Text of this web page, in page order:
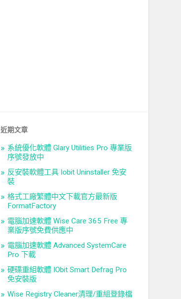
近期文章
系統優化軟體 Glary Utilities Pro 專業版
序號發放中
反安裝軟體工具 Iobit Uninstaller 免安
裝
格式工廠繁體中文下載官方最新版
FormatFactory
電腦加速軟體 Wise Care 365 Free 專
業版序號免費供應中
電腦加速軟體 Advanced SystemCare
Pro 下載
硬碟重組軟體 IObit Smart Defrag Pro
免安裝版
Wise Registry Cleaner清理/重組登錄檔